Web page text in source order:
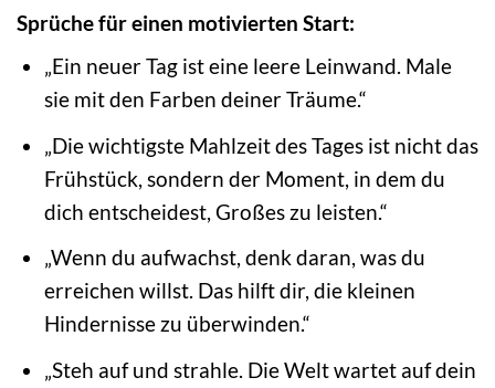
Sprüche für einen motivierten Start:
„Ein neuer Tag ist eine leere Leinwand. Male
sie mit den Farben deiner Träume.“
„Die wichtigste Mahlzeit des Tages ist nicht das
Frühstück, sondern der Moment, in dem du
dich entscheidest, Großes zu leisten.“
„Wenn du aufwachst, denk daran, was du
erreichen willst. Das hilft dir, die kleinen
Hindernisse zu überwinden.“
„Steh auf und strahle. Die Welt wartet auf dein